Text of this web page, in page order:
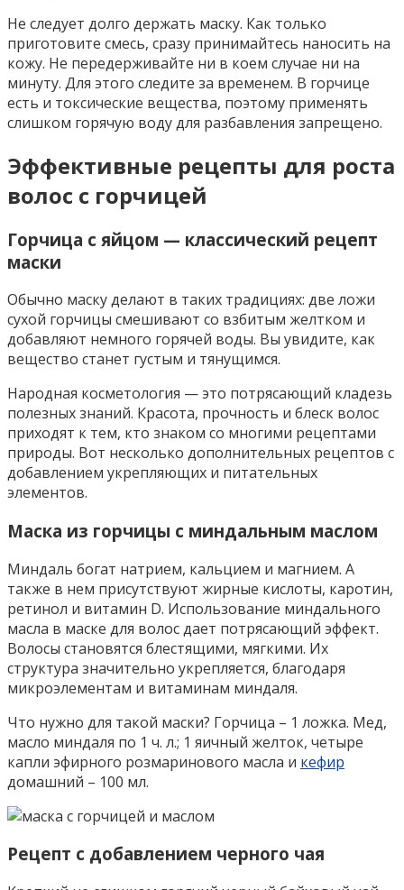
Не следует долго держать маску. Как только
приготовите смесь, сразу принимайтесь наносить на
кожу. Не передерживайте ни в коем случае ни на
минуту. Для этого следите за временем. В горчице
есть и токсические вещества, поэтому применять
слишком горячую воду для разбавления запрещено.
Эффективные рецепты для роста
волос с горчицей
Горчица с яйцом — классический рецепт
маски
Обычно маску делают в таких традициях: две ложи
сухой горчицы смешивают со взбитым желтком и
добавляют немного горячей воды. Вы увидите, как
вещество станет густым и тянущимся.
Народная косметология — это потрясающий кладезь
полезных знаний. Красота, прочность и блеск волос
приходят к тем, кто знаком со многими рецептами
природы. Вот несколько дополнительных рецептов с
добавлением укрепляющих и питательных
элементов.
Маска из горчицы с миндальным маслом
Миндаль богат натрием, кальцием и магнием. А
также в нем присутствуют жирные кислоты, каротин,
ретинол и витамин D. Использование миндального
масла в маске для волос дает потрясающий эффект.
Волосы становятся блестящими, мягкими. Их
структура значительно укрепляется, благодаря
микроэлементам и витаминам миндаля.
Что нужно для такой маски? Горчица – 1 ложка. Мед,
масло миндаля по 1 ч. л.; 1 яичный желток, четыре
капли эфирного розмаринового масла и кефир
домашний – 100 мл.
Рецепт с добавлением черного чая